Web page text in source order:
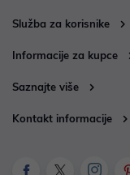
Služba za korisnike
Informacije za kupce
Saznajte više
Kontakt informacije